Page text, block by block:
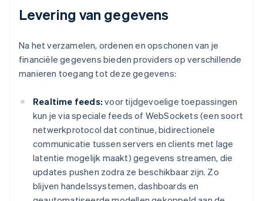
Levering van gegevens
Na het verzamelen, ordenen en opschonen van je
financiële gegevens bieden providers op verschillende
manieren toegang tot deze gegevens:
Realtime feeds: voor tijdgevoelige toepassingen
kun je via speciale feeds of WebSockets (een soort
netwerkprotocol dat continue, bidirectionele
communicatie tussen servers en clients met lage
latentie mogelijk maakt) gegevens streamen, die
updates pushen zodra ze beschikbaar zijn. Zo
blijven handelssystemen, dashboards en